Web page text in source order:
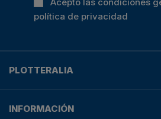
política de privacidad
PLOTTERALIA
INFORMACIÓN